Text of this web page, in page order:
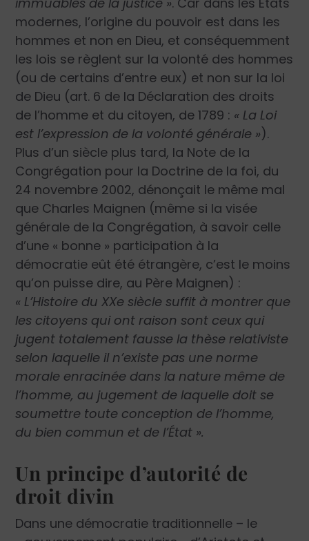
modernes, l’origine du pouvoir est dans les
hommes et non en Dieu, et conséquemment
les lois se règlent sur la volonté des hommes
(ou de certains d’entre eux) et non sur la loi
de Dieu (art. 6 de la Déclaration des droits
de l’homme et du citoyen, de 1789 : « La Loi
est l’expression de la volonté générale »).
Plus d’un siècle plus tard, la Note de la
Congrégation pour la Doctrine de la foi, du
24 novembre 2002, dénonçait le même mal
que Charles Maignen (même si la visée
générale de la Congrégation, à savoir celle
d’une « bonne » participation à la
démocratie eût été étrangère, c’est le moins
qu’on puisse dire, au Père Maignen) :
« L’Histoire du XXe siècle suffit à montrer que
les citoyens qui ont raison sont ceux qui
jugent totalement fausse la thèse relativiste
selon laquelle il n’existe pas une norme
morale enracinée dans la nature même de
l’homme, au jugement de laquelle doit se
soumettre toute conception de l’homme,
du bien commun et de l’État ».
Un principe d’autorité de
droit divin
Dans une démocratie traditionnelle – le